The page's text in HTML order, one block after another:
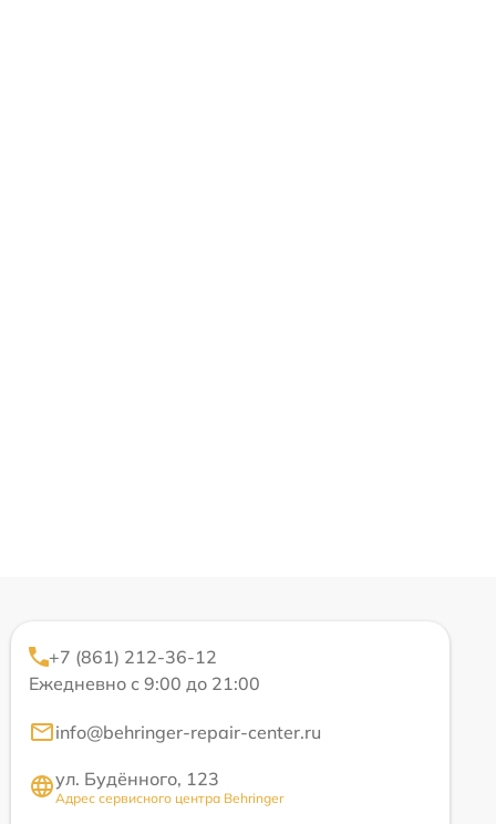
+7 (861) 212-36-12
Ежедневно с 9:00 до 21:00
info@behringer-repair-center.ru
ул. Будённого, 123
Адрес сервисного центра Behringer